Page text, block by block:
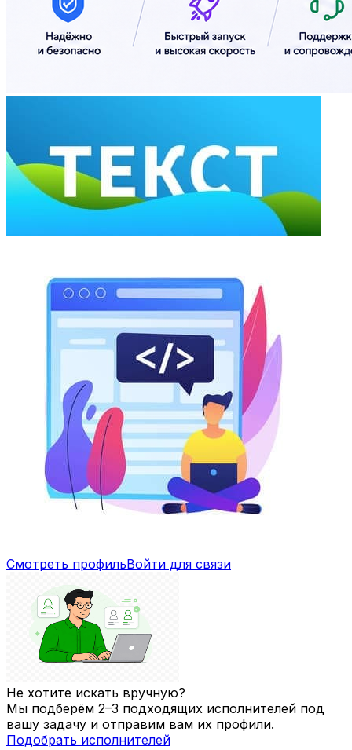
Смотреть профильВойти для связи
Не хотите искать вручную?
Мы подберём 2–3 подходящих исполнителей под
вашу задачу и отправим вам их профили.
Подобрать исполнителей